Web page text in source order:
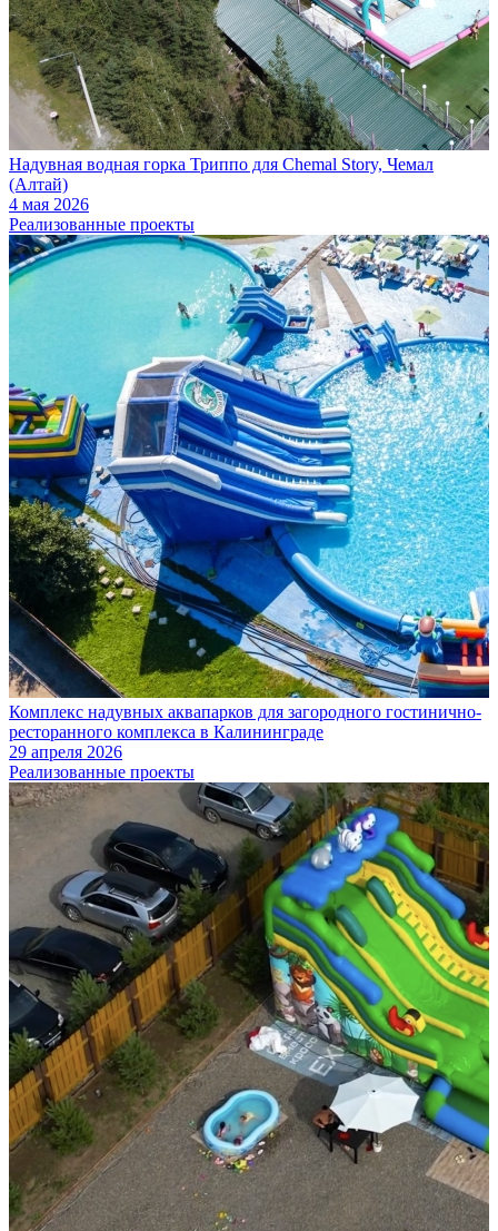
Надувная водная горка Триппо для Chemal Story, Чемал
(Алтай)
4 мая 2026
Реализованные проекты
Комплекс надувных аквапарков для загородного гостинично-
ресторанного комплекса в Калининграде
29 апреля 2026
Реализованные проекты